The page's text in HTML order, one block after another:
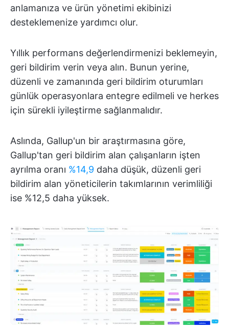
anlamanıza ve ürün yönetimi ekibinizi
desteklemenize yardımcı olur.
Yıllık performans değerlendirmenizi beklemeyin,
geri bildirim verin veya alın. Bunun yerine,
düzenli ve zamanında geri bildirim oturumları
günlük operasyonlara entegre edilmeli ve herkes
için sürekli iyileştirme sağlanmalıdır.
Aslında, Gallup'un bir araştırmasına göre,
Gallup'tan geri bildirim alan çalışanların işten
ayrılma oranı %14,9 daha düşük, düzenli geri
bildirim alan yöneticilerin takımlarının verimliliği
ise %12,5 daha yüksek.